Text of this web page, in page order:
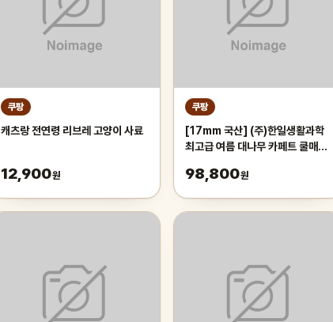
쿠팡
캐츠랑 전연령 리브레 고양이 사료
12,900원
쿠팡
[17mm 국산] (주)한일생활과학
최고급 여름 대나무 카페트 쿨매트
실 침대 장판 자리_두꺼운 폭신한
98,800원